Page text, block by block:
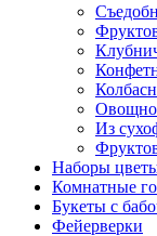
Из
Наборы
Комнатные
Букеты с
Фейерверки